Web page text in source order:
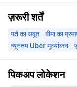
ज़रूरी शर्तें
पते का सबूत बीमा का
न्यूनतम Uber मूल्यांकन
पिकअप लोकेशन